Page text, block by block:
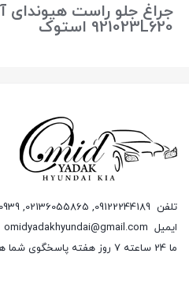
جراغ جلو راست هیوندای
921023L620 استوک
تلفن 09122244189
,
02136055865
,
ایمیل omidyadakhyundai@gmail.com
ما 24 ساعته 7 روز هفته پاسخگوی شما هستیم.